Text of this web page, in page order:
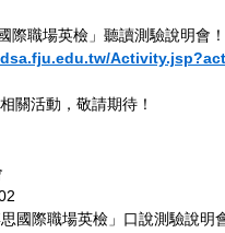
際職場英檢」聽讀測驗說明會！
關活動，敬請期待！
國際職場英檢」口說測驗說明